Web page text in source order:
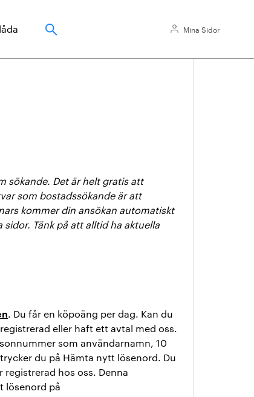
Mina Sidor
sökande. Det är helt gratis att
som bostadssökande är att
kommer din ansökan automatiskt
Tänk på att alltid ha aktuella
. Du får en köpoäng per dag. Kan du
eller haft ett avtal med oss.
som användarnamn, 10
du på Hämta nytt lösenord. Du
hos oss. Denna
lösenord på